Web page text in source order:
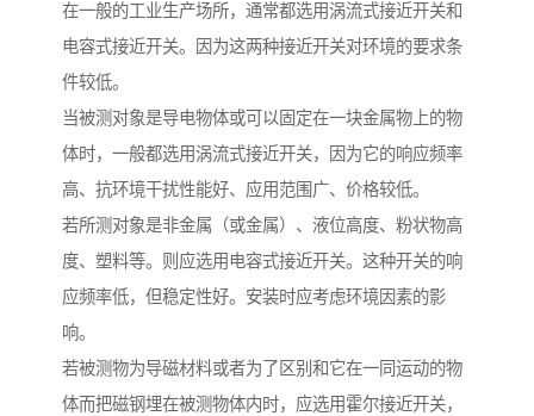
在一般的工业生产场所，通常都选用涡流式接近开关和
电容式接近开关。因为这两种接近开关对环境的要求条
件较低。
当被测对象是导电物体或可以固定在一块金属物上的物
体时，一般都选用涡流式接近开关，因为它的响应频率
高、抗环境干扰性能好、应用范围广、价格较低。
若所测对象是非金属（或金属）、液位高度、粉状物高
度、塑料等。则应选用电容式接近开关。这种开关的响
应频率低，但稳定性好。安装时应考虑环境因素的影
响。
若被测物为导磁材料或者为了区别和它在一同运动的物
体而把磁钢埋在被测物体内时，应选用霍尔接近开关，